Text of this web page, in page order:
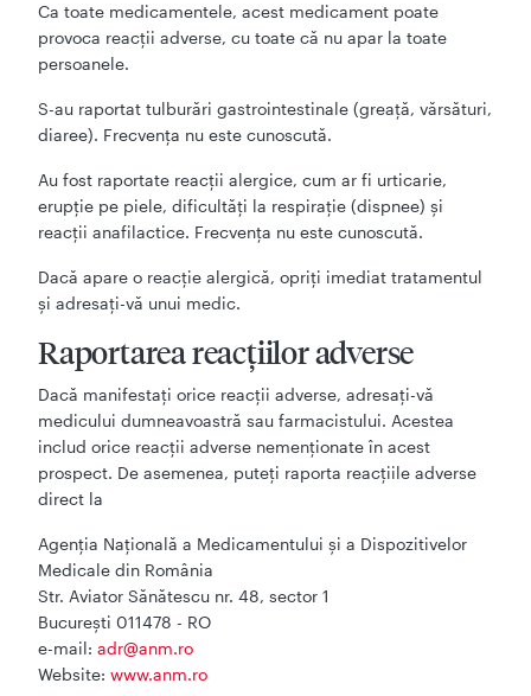
Ca toate medicamentele, acest medicament poate
provoca reacţii adverse, cu toate că nu apar la toate
persoanele.
S-au raportat tulburări gastrointestinale (greață, vărsături,
diaree). Frecvența nu este cunoscută.
Au fost raportate reacții alergice, cum ar fi urticarie,
erupție pe piele, dificultăți la respirație (dispnee) și
reacții anafilactice. Frecvența nu este cunoscută.
Dacă apare o reacție alergică, opriți imediat tratamentul
și adresați-vă unui medic.
Raportarea reacţiilor adverse
Dacă manifestaţi orice reacţii adverse, adresaţi-vă
medicului dumneavoastră sau farmacistului. Acestea
includ orice reacţii adverse nemenţionate în acest
prospect. De asemenea, puteţi raporta reacţiile adverse
direct la
Agenţia Naţională a Medicamentului şi a Dispozitivelor
Medicale din România
Str. Aviator Sănătescu nr. 48, sector 1
Bucureşti 011478 - RO
e-mail: adr@anm.ro
Website: www.anm.ro